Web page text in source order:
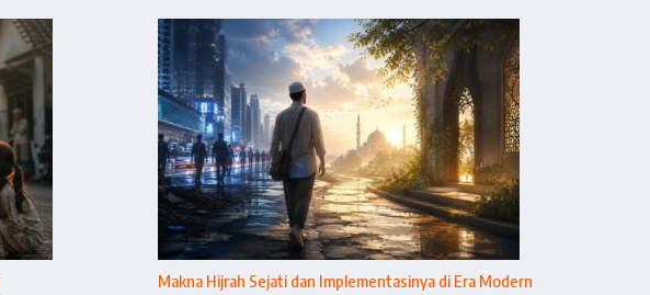
Makna Hijrah Sejati dan Implementasinya di Era Modern